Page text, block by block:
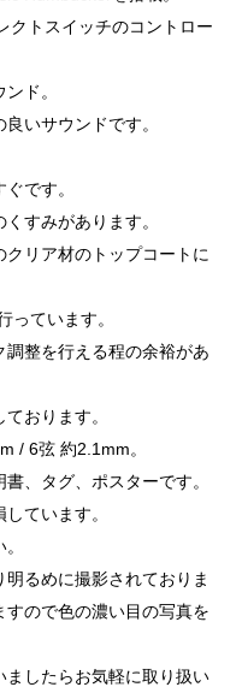
クトスイッチのコントロー
ド。
いサウンドです。
です。
すみがあります。
リア材のトップコートに
っています。
整を行える程の余裕があ
おります。
/ 6弦 約2.1mm。
、タグ、ポスターです。
ています。
るめに撮影されておりま
ので色の濃い目の写真を
ましたらお気軽に取り扱い